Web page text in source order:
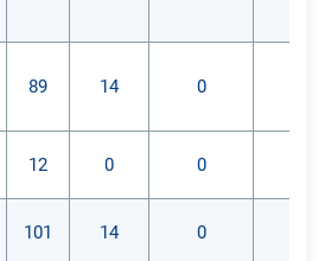
89 14 0
12 0 0
101 14 0